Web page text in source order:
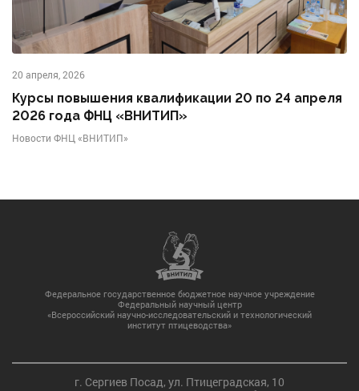
20 апреля, 2026
Курсы повышения квалификации 20 по 24 апреля
2026 года ФНЦ «ВНИТИП»
Новости ФНЦ «ВНИТИП»
Федеральное государственное бюджетное научное учреждение
Федеральный научный центр
«Всероссийский научно-исследовательский и технологический
институт птицеводства»
г. Сергиев Посад, ул. Птицеградская, 10